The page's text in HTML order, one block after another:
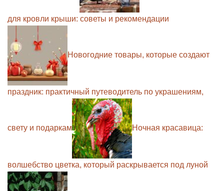
для кровли крыши: советы и рекомендации
Новогодние товары, которые создают
праздник: практичный путеводитель по украшениям,
свету и подаркам Ночная красавица:
волшебство цветка, который раскрывается под луной